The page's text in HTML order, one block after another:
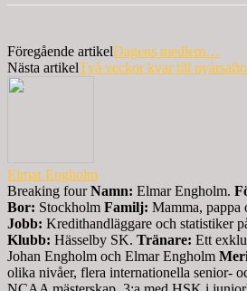
Föregående artikelDagens medlem…
Nästa artikelTvå veckor kvar till
Elmar Engholm
Breaking fourNamn: Elmar Engholm.
Bor: Stockholm Familj: Mamma, pappa
Jobb: Kredithandläggare och statistiker
Klubb: Hässelby SK. Tränare: Ett
Johan Engholm och Elmar Engholm
olika nivåer, flera internationella senior-